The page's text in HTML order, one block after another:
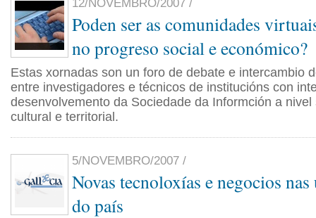
12/NOVEMBRO/2007 /
Poden ser as comunidades
no progreso social e económico?
Estas xornadas son un foro de debate e intercambio
entre investigadores e técnicos de institucións con
desenvolvemento da Sociedade da Informción a
cultural e territorial.
5/NOVEMBRO/2007 /
Novas tecnoloxías e negocios
do país